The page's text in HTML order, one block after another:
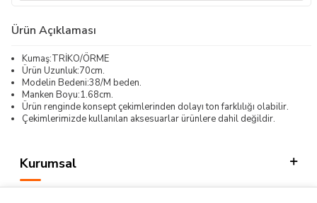
Ürün Açıklaması
Kumaş:TRİKO/ÖRME
Ürün Uzunluk:70cm.
Modelin Bedeni:38/M beden.
Manken Boyu:1.68cm.
Ürün renginde konsept çekimlerinden dolayı ton farklılığı olabilir.
Çekimlerimizde kullanılan aksesuarlar ürünlere dahil değildir.
Kurumsal